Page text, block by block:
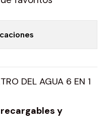
DEL AGUA 6 EN 1
y